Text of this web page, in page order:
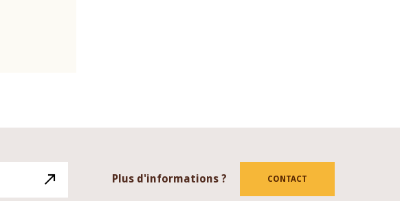
Plus d'informations ? CONTACT